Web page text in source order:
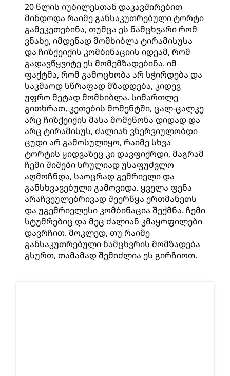
20 წლის იუბილესთან დაკავშირებით
მინდოდა რაიმე განსაკუთრებული ტორტი
გამეკეთებინა, თუმცა ეს ნამცხვარი რომ
ვნახე, იმდენად მომხიბლა ტირამისუსა
და ჩიზქეიქის კომბინაციის იდეამ, რომ
გადავწყვიტე ეს მომემზადებინა. იმ
ფაქტმა, რომ გამოცხობა არ სჭირდება და
საკმაოდ სწრაფად მზადდება, კიდევ
უფრო მეტად მომხიბლა. სიმართლე
გითხრათ, კეთების მომენტში, ცალ-ცალკე
არც ჩიზქეიქის მასა მომეწონა დიდად და
არც ტირამისუს, ძალიან ვნერვიულობდი
ცუდი არ გამოსულიყო, რაიმე სხვა
ტორტის ყიდვაზეც კი დავფიქრდი, მაგრამ
ჩემი შიშები სრულიად უსაფუძვლო
აღმოჩნდა, საოცრად გემრიელი და
განსხვავებული გამოვიდა. ყველა ფენა
არაჩვეულებრივად შეერწყა ერთმანეთს
და უგემრიელესი კომბინაცია შექმნა. ჩემი
სტუმრებიც და მეც ძალიან კმაყოფილები
დავრჩით. მოკლედ, თუ რაიმე
განსაკუთრებული ნამცხვრის მომზადება
გსურთ, თამამად შემიძლია ეს გირჩიოთ.